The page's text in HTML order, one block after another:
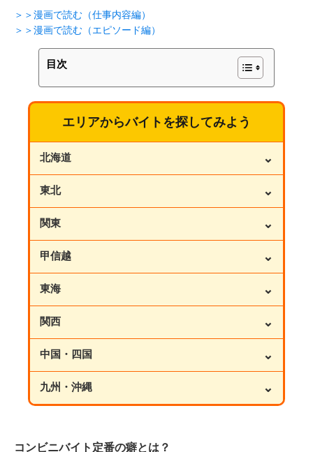
＞＞漫画で読む（仕事内容編）
＞＞漫画で読む（エピソード編）
目次
エリアからバイトを探してみよう
北海道 ⌄
東北 ⌄
関東 ⌄
甲信越 ⌄
東海 ⌄
関西 ⌄
中国・四国 ⌄
九州・沖縄 ⌄
コンビニバイト定番の癖とは？